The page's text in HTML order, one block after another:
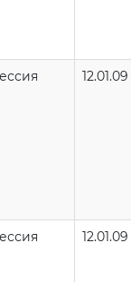
12.01.09
12.01.09